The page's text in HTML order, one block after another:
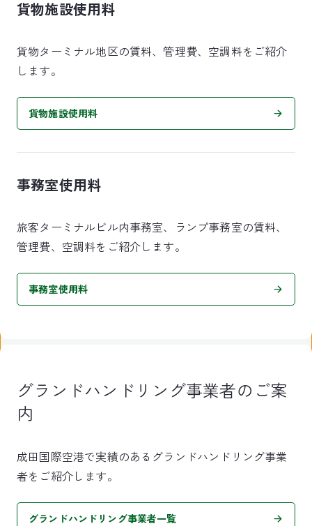
貨物施設使用料
貨物ターミナル地区の賃料、管理費、空調料をご紹介
します。
貨物施設使用料
事務室使用料
旅客ターミナルビル内事務室、ランプ事務室の賃料、
管理費、空調料をご紹介します。
事務室使用料
グランドハンドリング事業者のご案
内
成田国際空港で実績のあるグランドハンドリング事業
者をご紹介します。
グランドハンドリング事業者一覧